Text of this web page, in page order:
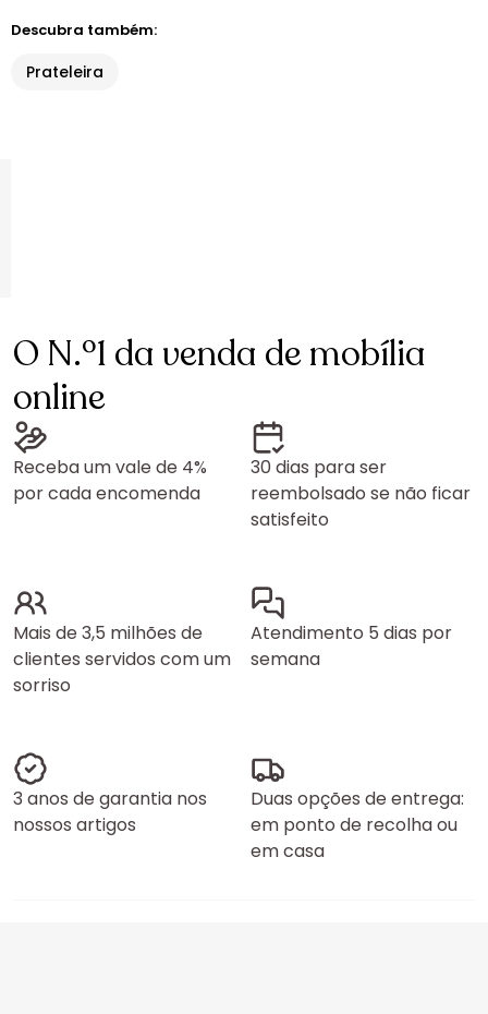
Descubra também:
Prateleira
O N.º1 da venda de mobília
online
Receba um vale de 4%
por cada encomenda
30 dias para ser
reembolsado se não ficar
satisfeito
Mais de 3,5 milhões de
clientes servidos com um
sorriso
Atendimento 5 dias por
semana
3 anos de garantia nos
nossos artigos
Duas opções de entrega:
em ponto de recolha ou
em casa